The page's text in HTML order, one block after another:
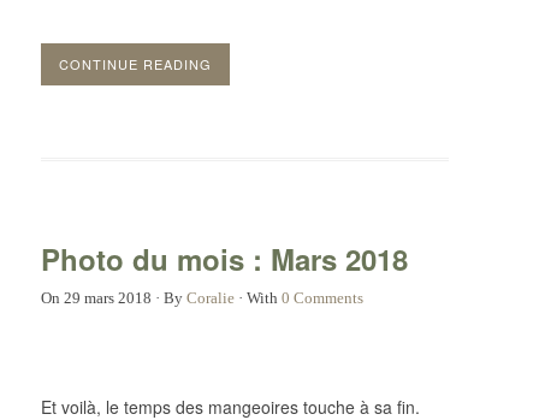
CONTINUE READING
Photo du mois : Mars 2018
On 29 mars 2018 · By Coralie· With 0 Comments
Et voilà, le temps des mangeoires touche à sa fin.